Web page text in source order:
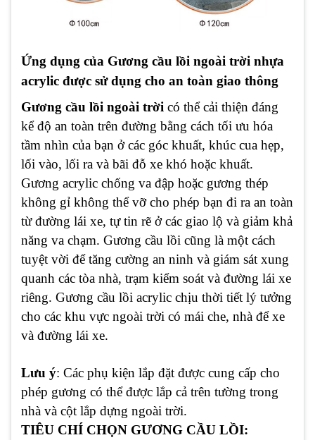
Ứng dụng của Gương cầu lồi ngoài trời nhựa
acrylic được sử dụng cho an toàn giao thông
Gương cầu lồi ngoài trời có thể cải thiện đáng
kể độ an toàn trên đường bằng cách tối ưu hóa
tầm nhìn của bạn ở các góc khuất, khúc cua hẹp,
lối vào, lối ra và bãi đỗ xe khó hoặc khuất.
Gương acrylic chống va đập hoặc gương thép
không gỉ không thể vỡ cho phép bạn đi ra an toàn
từ đường lái xe, tự tin rẽ ở các giao lộ và giảm khả
năng va chạm. Gương cầu lồi cũng là một cách
tuyệt vời để tăng cường an ninh và giám sát xung
quanh các tòa nhà, trạm kiểm soát và đường lái xe
riêng. Gương cầu lồi acrylic chịu thời tiết lý tưởng
cho các khu vực ngoài trời có mái che, nhà để xe
và đường lái xe.
Lưu ý: Các phụ kiện lắp đặt được cung cấp cho
phép gương có thể được lắp cả trên tường trong
nhà và cột lắp dựng ngoài trời.
TIÊU CHÍ CHỌN GƯƠNG CẦU LỒI: